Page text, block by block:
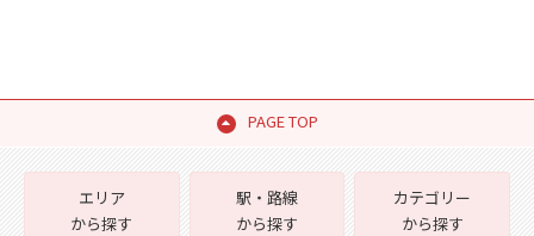
PAGE TOP
エリア
から探す
駅・路線
から探す
カテゴリー
から探す